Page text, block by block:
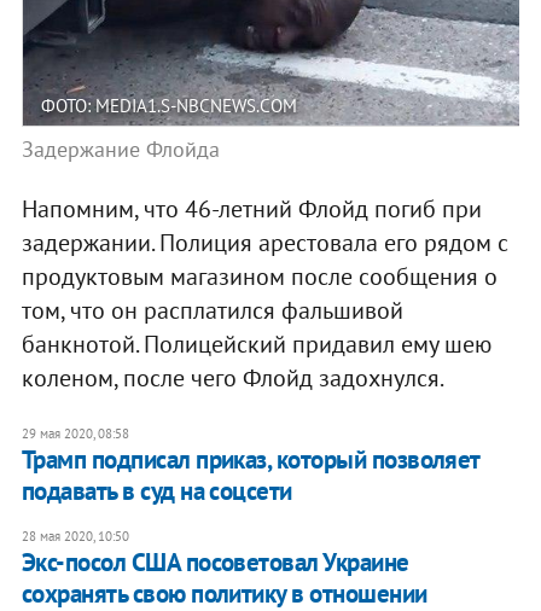
ФОТО: MEDIA1.S-NBCNEWS.COM
Задержание Флойда
Напомним, что 46-летний Флойд погиб при
задержании. Полиция арестовала его рядом с
продуктовым магазином после сообщения о
том, что он расплатился фальшивой
банкнотой. Полицейский придавил ему шею
коленом, после чего Флойд задохнулся.
29 мая 2020, 08:58
Трамп подписал приказ, который позволяет
подавать в суд на соцсети
28 мая 2020, 10:50
​Экс-посол США посоветовал Украине
сохранять свою политику в отношении